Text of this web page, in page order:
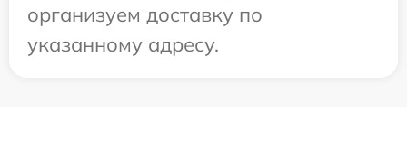
организуем доставку по
указанному адресу.